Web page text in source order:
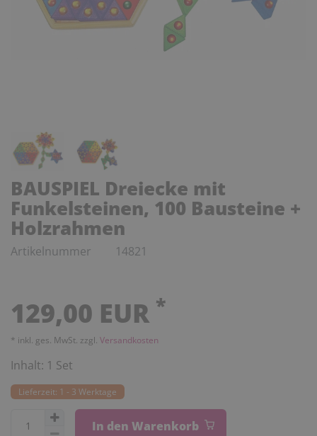
BAUSPIEL Dreiecke mit
Funkelsteinen, 100 Bausteine +
Holzrahmen
Artikelnummer 14821
129,00 EUR *
* inkl. ges. MwSt. zzgl. Versandkosten
Inhalt: 1 Set
Lieferzeit: 1 - 3 Werktage
In den Warenkorb